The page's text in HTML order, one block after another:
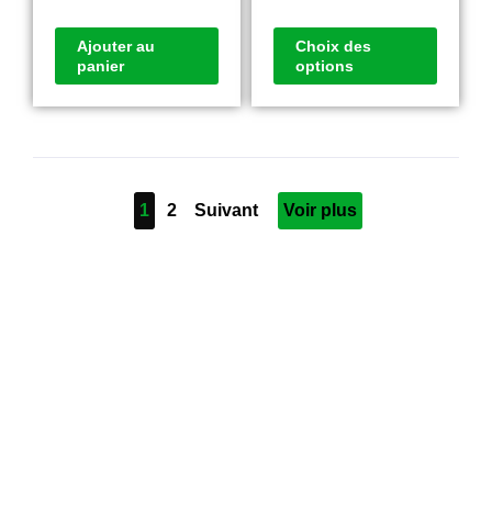
Ajouter au
panier
Choix des
options
1 2 Suivant Voir plus